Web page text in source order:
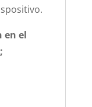
en el